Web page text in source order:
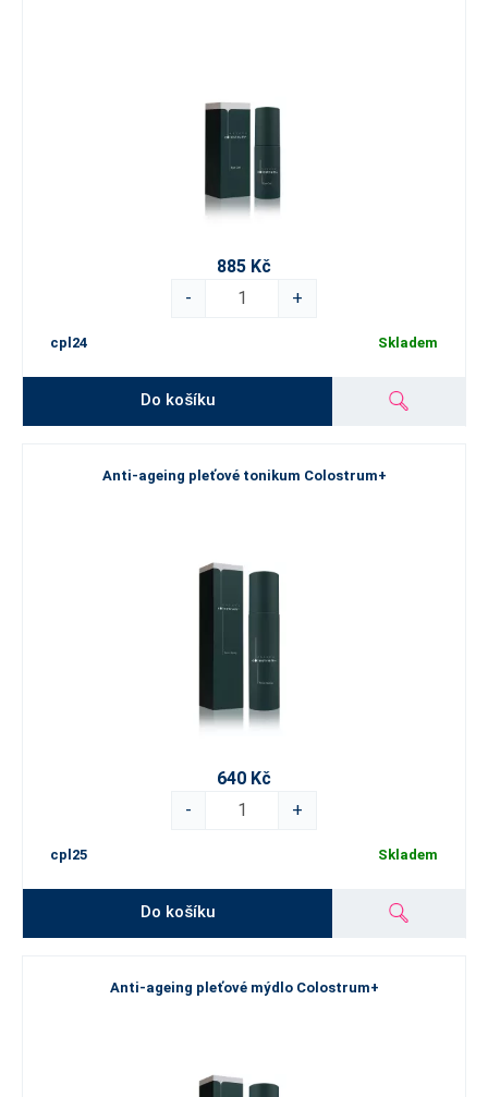
885 Kč
-
+
cpl24 Skladem
Do košíku
Anti-ageing pleťové tonikum Colostrum+
640 Kč
-
+
cpl25 Skladem
Do košíku
Anti-ageing pleťové mýdlo Colostrum+